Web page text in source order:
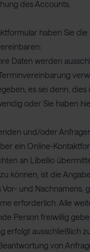
des Accounts.
haben Sie die
Daten werden
es sei denn, dies
oder Sie haben
und/oder
ein Online-
an Libellio
können, ist die
Vor- und Nachnamens,
erforderlich. Alle
Person freiwillig
erfolgt ausschließlich
von